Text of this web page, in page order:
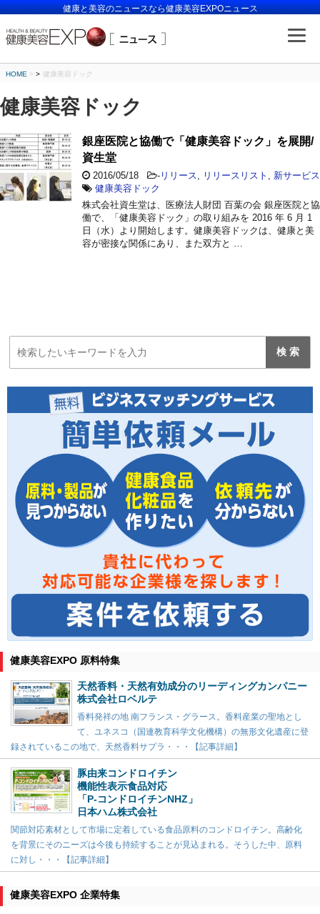
健康と美容のニュースなら健康美容EXPOニュース
HOME > 健康美容ドック
健康美容ドック
銀座医院と協働で「健康美容ドック」を展開/
資生堂
2016/05/18 - リリース リリースリスト
新サービス
健康美容ドック
株式会社資生堂は、医療法人財団 百葉の会 銀座医院と協
働で、「健康美容ドック」の取り組みを 2016 年 6 月 1
日（水）より開始します。健康美容ドックは、健康と美
容が密接な関係にあり、また双方と …
健康美容EXPO 原料特集
天然香料・天然有効成分のリーディングカンパニー
株式会社ロベルテ
香料発祥の地 南フランス・グラース。香料産業の聖地とし
て、ユネスコ（国連教育科学文化機構）の無形文化遺産に登
録されているこの地で、天然香料サプラ・・・【記事詳細】
豚由来コンドロイチン
機能性表示食品対応
「P-コンドロイチンNHZ」
日本ハム株式会社
関節対応素材として市場に定着している食品原料のコンドロイチン。高齢化
を背景にそのニーズは今後も持続することが見込まれる。そうした中、原料
に対し・・・【記事詳細】
健康美容EXPO 企業特集